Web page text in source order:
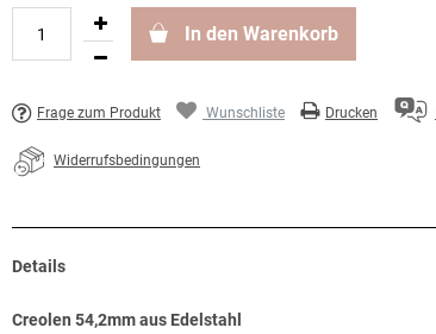
In den Warenkorb
Frage zum Produkt Wunschliste Drucken
Widerrufsbedingungen
Details
Creolen 54,2mm aus Edelstahl